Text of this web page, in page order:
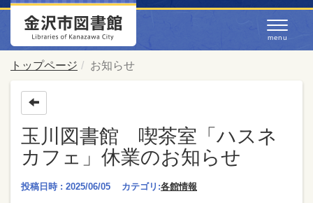
トップページ お知らせ
玉川図書館 喫茶室「ハスネ
カフェ」休業のお知らせ
投稿日時 : 2025/06/05 カテゴリ:各館情報